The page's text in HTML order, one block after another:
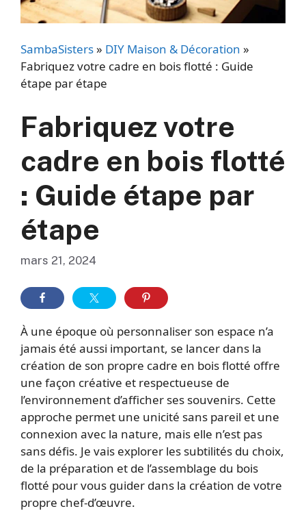
SambaSisters» DIY Maison & Décoration »
Fabriquez votre cadre en bois flotté : Guide
étape par étape
Fabriquez votre
cadre en bois flotté
: Guide étape par
étape
mars 21, 2024
À une époque où personnaliser son espace n’a
jamais été aussi important, se lancer dans la
création de son propre cadre en bois flotté offre
une façon créative et respectueuse de
l’environnement d’afficher ses souvenirs. Cette
approche permet une unicité sans pareil et une
connexion avec la nature, mais elle n’est pas
sans défis. Je vais explorer les subtilités du choix,
de la préparation et de l’assemblage du bois
flotté pour vous guider dans la création de votre
propre chef-d’œuvre.